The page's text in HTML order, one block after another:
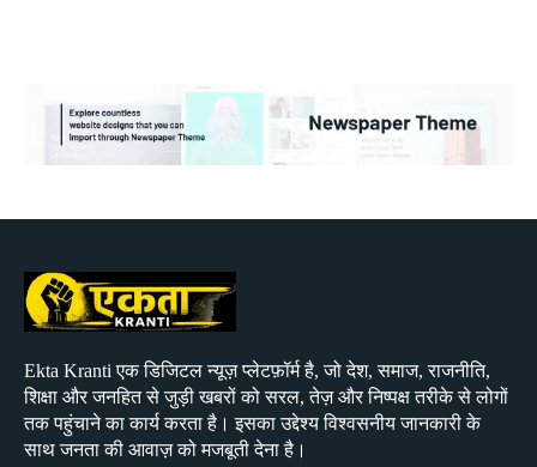
Ekta Kranti एक डिजिटल न्यूज़ प्लेटफ़ॉर्म है, जो देश, समाज, राजनीति,
शिक्षा और जनहित से जुड़ी खबरों को सरल, तेज़ और निष्पक्ष तरीके से लोगों
तक पहुंचाने का कार्य करता है। इसका उद्देश्य विश्वसनीय जानकारी के
साथ जनता की आवाज़ को मजबूती देना है।